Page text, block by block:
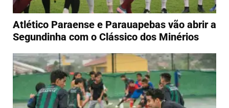
Atlético Paraense e Parauapebas vão abrir a
Segundinha com o Clássico dos Minérios